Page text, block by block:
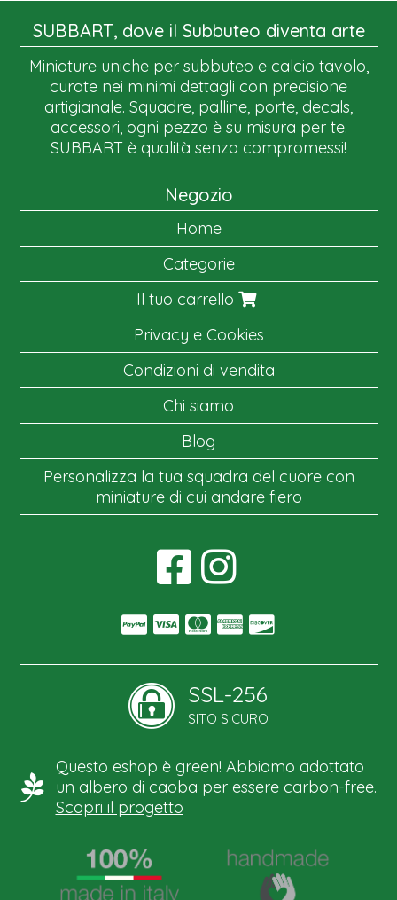
SUBBART, dove il Subbuteo diventa arte
Miniature uniche per subbuteo e calcio tavolo,
curate nei minimi dettagli con precisione
artigianale. Squadre, palline, porte, decals,
accessori, ogni pezzo è su misura per te.
SUBBART è qualità senza compromessi!
Negozio
Home
Categorie
Il tuo carrello
Privacy e Cookies
Condizioni di vendita
Chi siamo
Blog
Personalizza la tua squadra del cuore con
miniature di cui andare fiero
SSL-256
SITO SICURO
Questo eshop è green! Abbiamo adottato
un albero di caoba per essere carbon-free.
Scopri il progetto